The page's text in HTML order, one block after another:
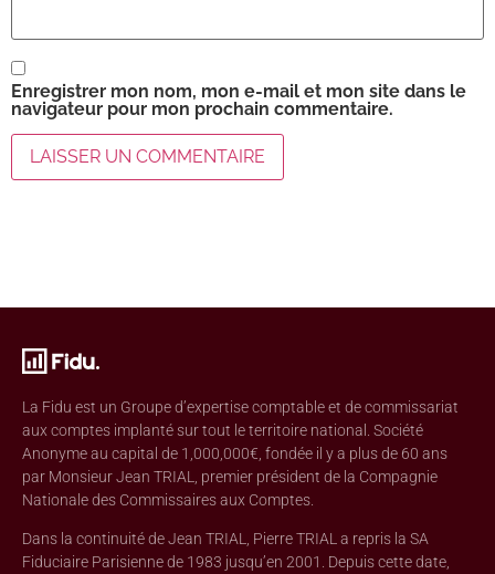
Enregistrer mon nom, mon e-mail et mon site dans le
navigateur pour mon prochain commentaire.
La Fidu est un Groupe d’expertise comptable et de commissariat
aux comptes implanté sur tout le territoire national. Société
Anonyme au capital de 1,000,000€, fondée il y a plus de 60 ans
par Monsieur Jean TRIAL, premier président de la Compagnie
Nationale des Commissaires aux Comptes.
Dans la continuité de Jean TRIAL, Pierre TRIAL a repris la SA
Fiduciaire Parisienne de 1983 jusqu’en 2001. Depuis cette date,